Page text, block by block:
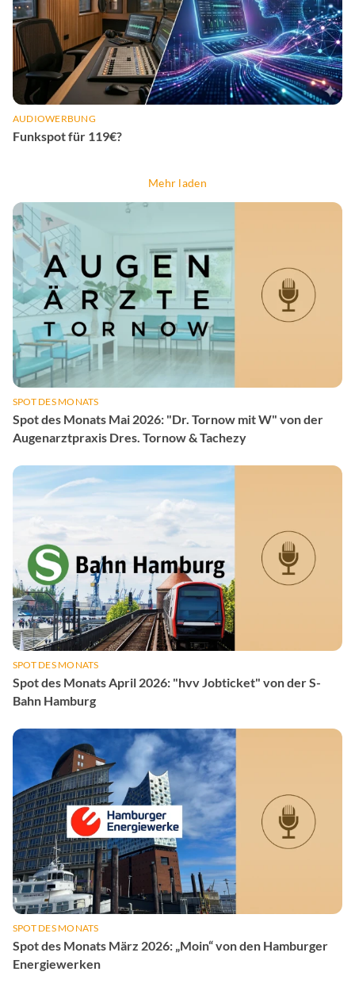
AUDIOWERBUNG
Funkspot für 119€?
Mehr laden
SPOT DES MONATS
Spot des Monats Mai 2026: "Dr. Tornow mit W" von der
Augenarztpraxis Dres. Tornow & Tachezy
SPOT DES MONATS
Spot des Monats April 2026: "hvv Jobticket" von der S-
Bahn Hamburg
SPOT DES MONATS
Spot des Monats März 2026: „Moin“ von den Hamburger
Energiewerken